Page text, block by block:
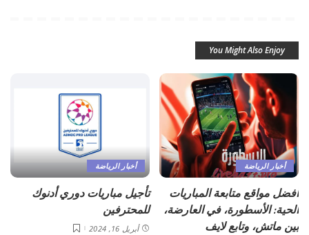
You Might Also Enjoy
أخبار الرياضة
أفضل مواقع متابعة المباريات
الحية: الأسطورة، في العارضة،
بين ماتش، وتابع لايف
أخبار الرياضة
تأجيل مباريات دوري أدنوك
للمحترفين
أبريل 16, 2024